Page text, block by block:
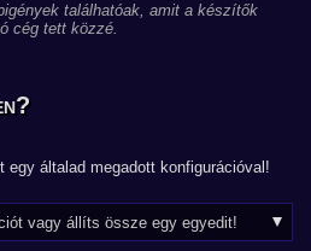
találhatóak, amit a készítők
cég tett közzé.
egy általad megadott konfigurációval!